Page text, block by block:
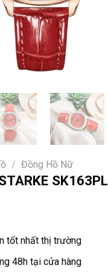
/ Đồng Hồ Nữ
SK163PL
tốt nhất thị trường
48h tại cửa hàng